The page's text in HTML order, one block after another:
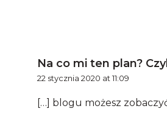
Na co mi ten plan?
22 stycznia 2020 at 11:09
[…] blogu możesz